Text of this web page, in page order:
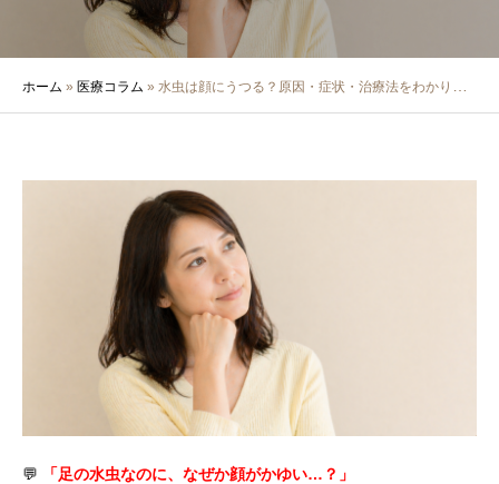
ホーム » 医療コラム » 水虫は顔にうつる？原因・症状・治療法をわかりやすく解説
💬
「足の水虫なのに、なぜか顔がかゆい…？」
院長・医師の紹介
한국어 日本語